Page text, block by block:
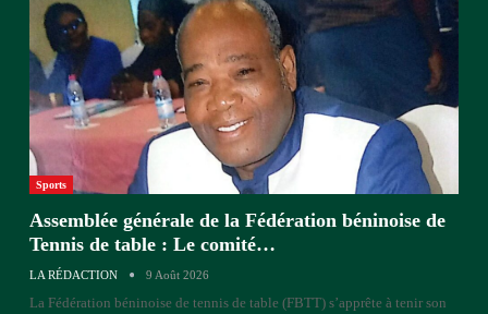
Sports
Assemblée générale de la Fédération béninoise de
Tennis de table : Le comité…
LA RÉDACTION 9 Août 2026
La Fédération béninoise de tennis de table (FBTT) s’apprête à tenir son